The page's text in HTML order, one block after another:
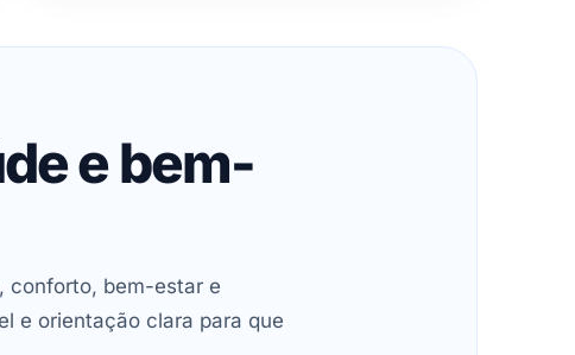
e bem-
conforto, bem-estar e
e orientação clara para que